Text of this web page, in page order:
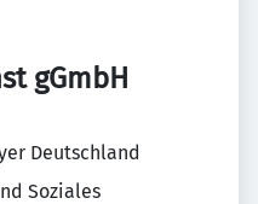
gGmbH
Deutschland
Soziales